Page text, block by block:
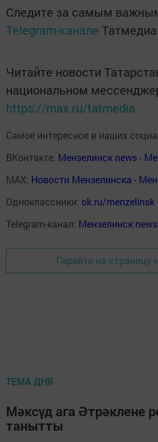
Следите за самым
Telegram-канале Татмедиа
Читайте новости
национальном
https://max.ru/tatmedia
Самое интересное в наших
ВКонтакте: Мензелинск news -
MAX: Новости Мензелинска -
Одноклассники: ok.ru/menzelinsk
Telegram-канал: Мензелинск
Перейти на страницу
ТЕМА ДНЯ
Мәксүд ага Әтрәклене
танытты